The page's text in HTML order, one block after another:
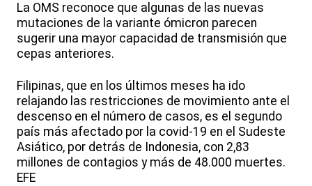
La OMS reconoce que algunas de las nuevas
mutaciones de la variante ómicron parecen
sugerir una mayor capacidad de transmisión que
cepas anteriores.
Filipinas, que en los últimos meses ha ido
relajando las restricciones de movimiento ante el
descenso en el número de casos, es el segundo
país más afectado por la covid-19 en el Sudeste
Asiático, por detrás de Indonesia, con 2,83
millones de contagios y más de 48.000 muertes.
EFE